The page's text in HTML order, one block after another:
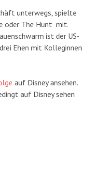
unterwegs, spielte
oder The Hunt mit.
ist der US-
Ehen mit Kolleginnen
auf Disney ansehen.
auf Disney sehen